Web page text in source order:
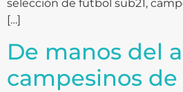
selección de fútbol sub21,
[…]
De manos del
campesinos